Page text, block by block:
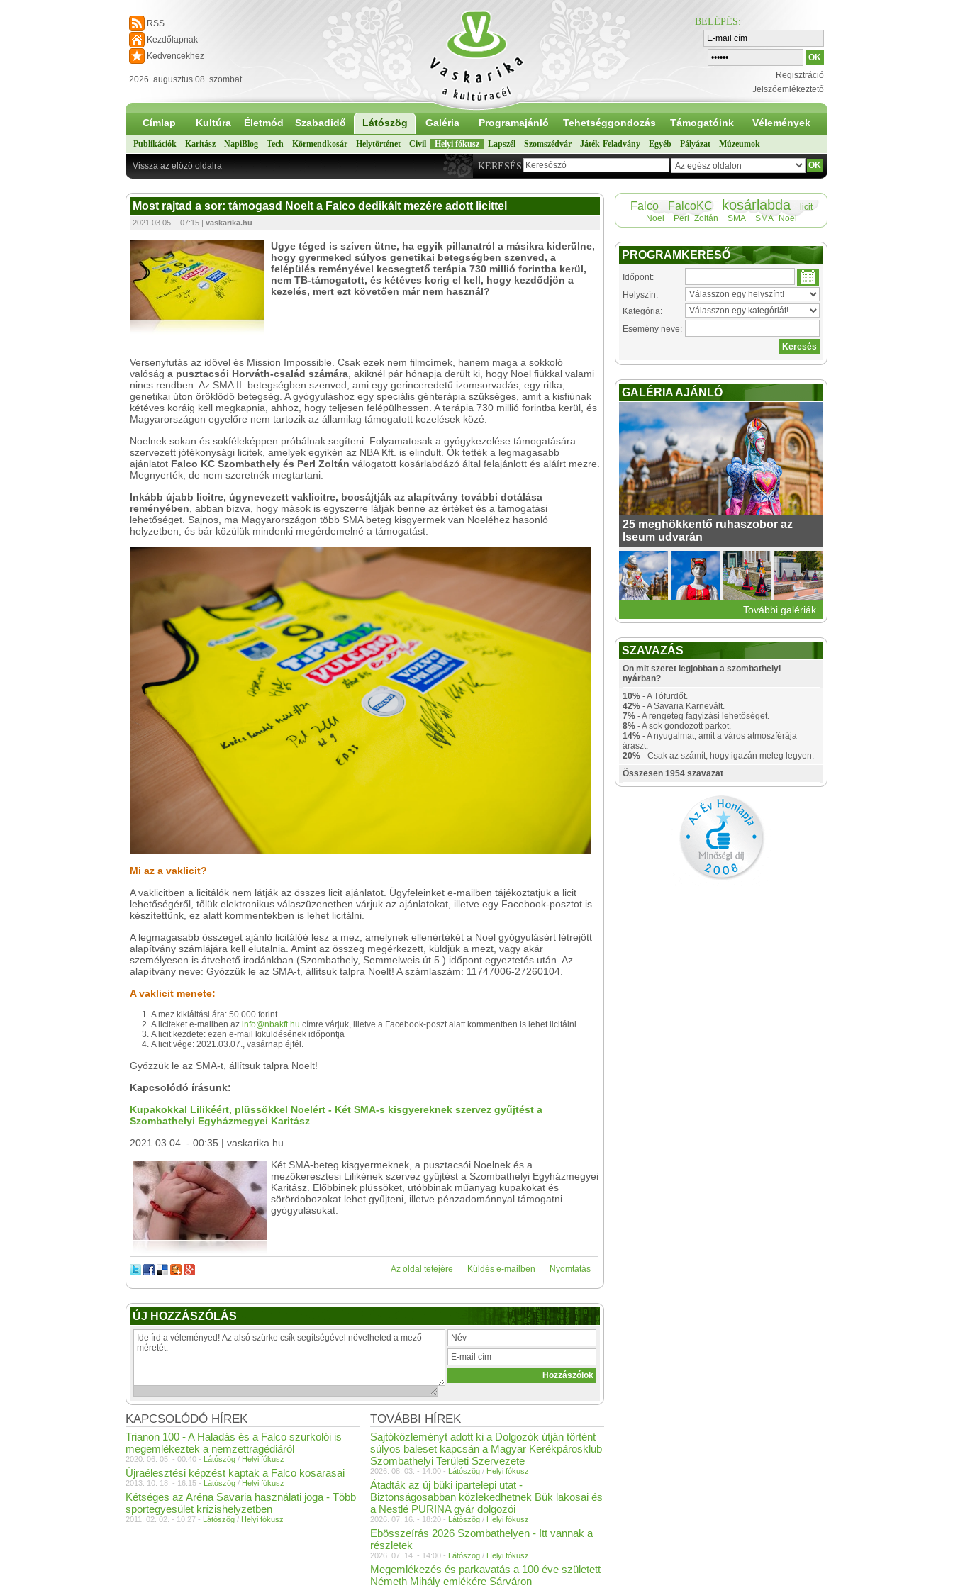
RSS
Kezdőlapnak
Kedvencekhez
2026. augusztus 08. szombat
BELÉPÉS:
Regisztráció
Jelszóemlékeztető
Címlap Kultúra Életmód Szabadidő Látószög Galéria Programajánló Tehetséggondozás Támogatóink Vélemények
Publikációk Karitász NapiBlog Tech Körmendkosár Helytörténet Civil Helyi fókusz Lapszél Szomszédvár Játék-Feladvány Egyéb Pályázat Múzeumok
KERESÉS
Vissza az előző oldalra
Most rajtad a sor: támogasd Noelt a Falco dedikált mezére adott licittel
2021.03.05. - 07:15 | vaskarika.hu
Ugye téged is szíven ütne, ha egyik pillanatról a másikra kiderülne,
hogy gyermeked súlyos genetikai betegségben szenved, a
felépülés reményével kecsegtető terápia 730 millió forintba kerül,
nem TB-támogatott, és kétéves korig el kell, hogy kezdődjön a
kezelés, mert ezt követően már nem használ?
Versenyfutás az idővel és Mission Impossible. Csak ezek nem filmcímek, hanem maga a sokkoló
valóság a pusztacsói Horváth-család számára , akiknél pár hónapja derült ki, hogy Noel fiúkkal valami
nincs rendben. Az SMA II. betegségben szenved, ami egy gerinc­eredetű izomsorvadás, egy ritka,
genetikai úton öröklődő betegség. A gyógyuláshoz egy speciális génterápia szükséges, amit a kisfiúnak
kétéves koráig kell megkapnia, ahhoz, hogy teljesen felépülhessen. A terápia 730 millió forintba kerül, és
Magyarországon egyelőre nem tartozik az államilag támogatott kezelések közé.
Noelnek sokan és sokféleképpen próbálnak segíteni. Folyamatosak a gyógykezelése támogatására
szervezett jótékonysági licitek, amelyek egyikén az NBA Kft. is elindult. Ők tették a legmagasabb
ajánlatot Falco KC Szombathely és Perl Zoltán válogatott kosárlabdázó által felajánlott és aláírt mezre.
Megnyerték, de nem szeretnék megtartani.
Inkább újabb licitre, úgynevezett vaklicitre, bocsájtják az alapítvány további dotálása
reményében , abban bízva, hogy mások is egyszerre látják benne az értéket és a támogatási
lehetőséget. Sajnos, ma Magyarországon több SMA beteg kisgyermek van Noeléhez hasonló
helyzetben, és bár közülük mindenki megérdemelné a támogatást.
Mi az a vaklicit?
A vaklicitben a licitálók nem látják az összes licit ajánlatot. Ügyfeleinket e-mailben tájékoztatjuk a licit
lehetőségéről, tőlük elektronikus válaszüzenetben várjuk az ajánlatokat, illetve egy Facebook-posztot is
készítettünk, ez alatt kommentekben is lehet licitálni.
A legmagasabb összeget ajánló licitálóé lesz a mez, amelynek ellenértékét a Noel gyógyulásért létrejött
alapítvány számlájára kell elutalnia. Amint az összeg megérkezett, küldjük a mezt, vagy akár
személyesen is átvehető irodánkban (Szombathely, Semmelweis út 5.) időpont egyeztetés után. Az
alapítvány neve: Győzzük le az SMA-t, állítsuk talpra Noelt! A számlaszám: 11747006-27260104.
A vaklicit menete:
A mez kikiáltási ára: 50.000 forint
A liciteket e-mailben az info@nbakft.hu címre várjuk, illetve a Facebook-poszt alatt kommentben is lehet licitálni
A licit kezdete: ezen e-mail kiküldésének időpontja
A licit vége: 2021.03.07., vasárnap éjfél.
Győzzük le az SMA-t, állítsuk talpra Noelt!
Kapcsolódó írásunk:
Kupakokkal Lilikéért, plüssökkel Noelért - Két SMA-s kisgyereknek szervez gyűjtést a
Szombathelyi Egyházmegyei Karitász
2021.03.04. - 00:35 | vaskarika.hu
Két SMA-beteg kisgyermeknek, a pusztacsói Noelnek és a
mezőkeresztesi Lilikének szervez gyűjtést a Szombathelyi Egyházmegyei
Karitász. Előbbinek plüssöket, utóbbinak műanyag kupakokat és
sörördobozokat lehet gyűjteni, illetve pénzadománnyal támogatni
gyógyulásukat.
Nyomtatás
Küldés e-mailben
Az oldal tetejére
ÚJ HOZZÁSZÓLÁS
TOVÁBBI HÍREK
Sajtóközleményt adott ki a Dolgozók útján történt
súlyos baleset kapcsán a Magyar Kerékpárosklub
Szombathelyi Területi Szervezete
2026. 08. 03. - 14:00 - Látószög / Helyi fókusz
Átadták az új büki ipartelepi utat -
Biztonságosabban közlekedhetnek Bük lakosai és
a Nestlé PURINA gyár dolgozói
2026. 07. 16. - 18:20 - Látószög / Helyi fókusz
Ebösszeírás 2026 Szombathelyen - Itt vannak a
részletek
2026. 07. 14. - 14:00 - Látószög / Helyi fókusz
Megemlékezés és parkavatás a 100 éve született
Németh Mihály emlékére Sárváron
KAPCSOLÓDÓ HÍREK
Trianon 100 - A Haladás és a Falco szurkolói is
megemlékeztek a nemzettragédiáról
2020. 06. 05. - 00:40 - Látószög / Helyi fókusz
Újraélesztési képzést kaptak a Falco kosarasai
2013. 10. 18. - 16:15 - Látószög / Helyi fókusz
Kétséges az Aréna Savaria használati joga - Több
sportegyesület krízishelyzetben
2011. 02. 02. - 10:27 - Látószög / Helyi fókusz
Falco FalcoKC kosárlabda
licit
Noel
Perl_Zoltán SMA SMA_Noel
PROGRAMKERESŐ
Időpont:
Helyszín:
Kategória:
Esemény neve:
GALÉRIA AJÁNLÓ
25 meghökkentő ruhaszobor az
Iseum udvarán
További galériák
SZAVAZÁS
Ön mit szeret legjobban a szombathelyi
nyárban?
10% - A Tófürdőt.
42% - A Savaria Karnevált.
7% - A rengeteg fagyizási lehetőséget.
8% - A sok gondozott parkot.
14% - A nyugalmat, amit a város atmoszférája
áraszt.
20% - Csak az számít, hogy igazán meleg legyen.
Összesen 1954 szavazat